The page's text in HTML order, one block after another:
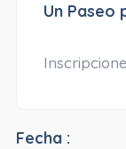
Un Paseo
Fecha :